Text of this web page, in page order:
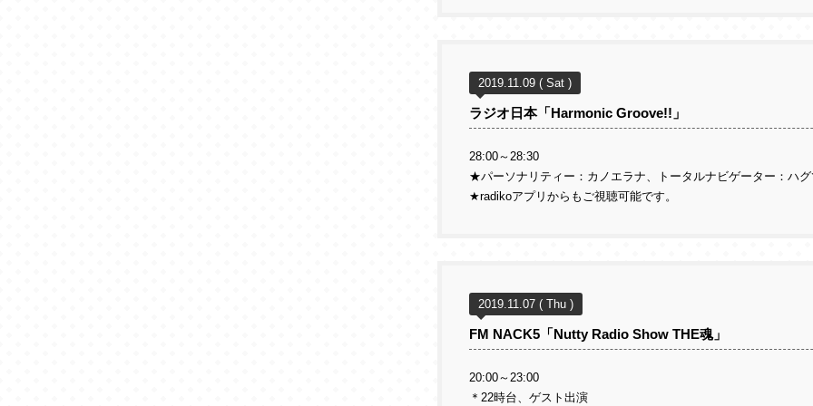
2019.11.09 ( Sat )
ラジオ日本「Harmonic Groove!!」
28:00～28:30
★パーソナリティー：カノエラナ、トータルナビゲーター：ハ
★radikoアプリからもご視聴可能です。
2019.11.07 ( Thu )
FM NACK5「Nutty Radio Show THE魂」
20:00～23:00
＊22時台、ゲスト出演